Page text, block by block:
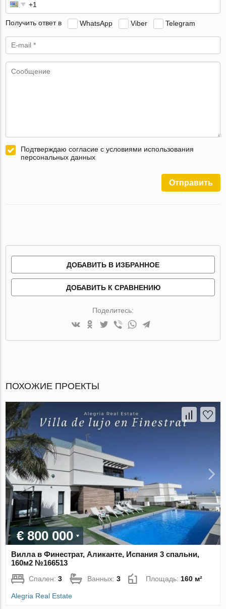
Получить ответ в WhatsApp Viber Telegram
Подтверждаю согласие с условиями использования
персональных данных
Отправить
ДОБАВИТЬ В ИЗБРАННОЕ
ДОБАВИТЬ К СРАВНЕНИЮ
Поделитесь:
ПОХОЖИЕ ПРОЕКТЫ
€ 800 000
Вилла в Финестрат, Аликанте, Испания 3 спальни,
160м2 №166513
Спален:3 Ванных:3 Площадь:160 м²
Alegria Real Estate